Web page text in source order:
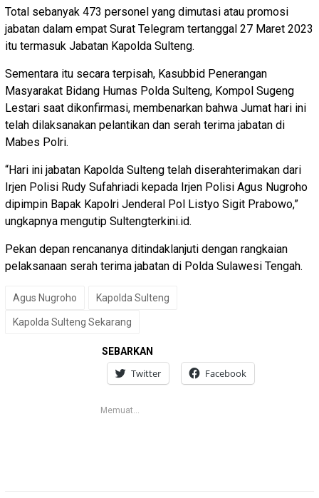
Total sebanyak 473 personel yang dimutasi atau promosi
jabatan dalam empat Surat Telegram tertanggal 27 Maret 2023
itu termasuk Jabatan Kapolda Sulteng.
Sementara itu secara terpisah, Kasubbid Penerangan
Masyarakat Bidang Humas Polda Sulteng, Kompol Sugeng
Lestari saat dikonfirmasi, membenarkan bahwa Jumat hari ini
telah dilaksanakan pelantikan dan serah terima jabatan di
Mabes Polri.
“Hari ini jabatan Kapolda Sulteng telah diserahterimakan dari
Irjen Polisi Rudy Sufahriadi kepada Irjen Polisi Agus Nugroho
dipimpin Bapak Kapolri Jenderal Pol Listyo Sigit Prabowo,”
ungkapnya mengutip Sultengterkini.id.
Pekan depan rencananya ditindaklanjuti dengan rangkaian
pelaksanaan serah terima jabatan di Polda Sulawesi Tengah.
Agus Nugroho Kapolda Sulteng
Kapolda Sulteng Sekarang
SEBARKAN
Twitter Facebook
Memuat...